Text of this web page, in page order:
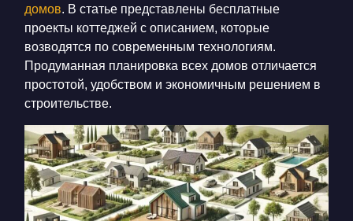
домов. В статье представлены бесплатные
проекты коттеджей с описанием, которые
возводятся по современным технологиям.
Продуманная планировка всех домов отличается
простотой, удобством и экономичным решением в
строительстве.